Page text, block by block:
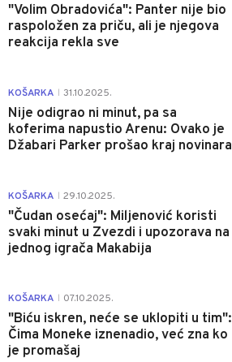
"Volim Obradovića": Panter nije bio
raspoložen za priču, ali je njegova
reakcija rekla sve
KOŠARKA 31.10.2025.
Nije odigrao ni minut, pa sa
koferima napustio Arenu: Ovako je
Džabari Parker prošao kraj novinara
KOŠARKA 29.10.2025.
"Čudan osećaj": Miljenović koristi
svaki minut u Zvezdi i upozorava na
jednog igrača Makabija
KOŠARKA 07.10.2025.
"Biću iskren, neće se uklopiti u tim":
Čima Moneke iznenadio, već zna ko
je promašaj